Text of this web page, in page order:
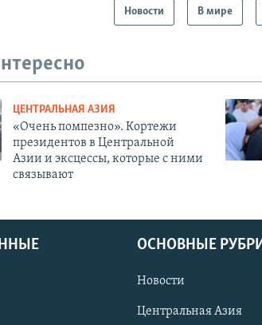
Новости В мире
ЦЕНТРАЛЬНАЯ АЗИЯ
«Очень помпезно». Кортежи
президентов в Центральной
Азии и эксцессы, которые с ними
связывают
ОСНОВНЫЕ
Новости
Центральная Азия